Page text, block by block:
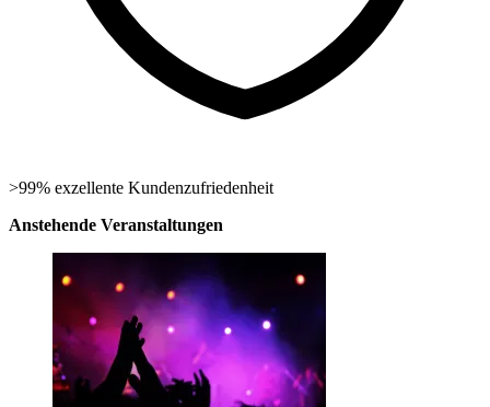
>99% exzellente Kundenzufriedenheit
Anstehende Veranstaltungen